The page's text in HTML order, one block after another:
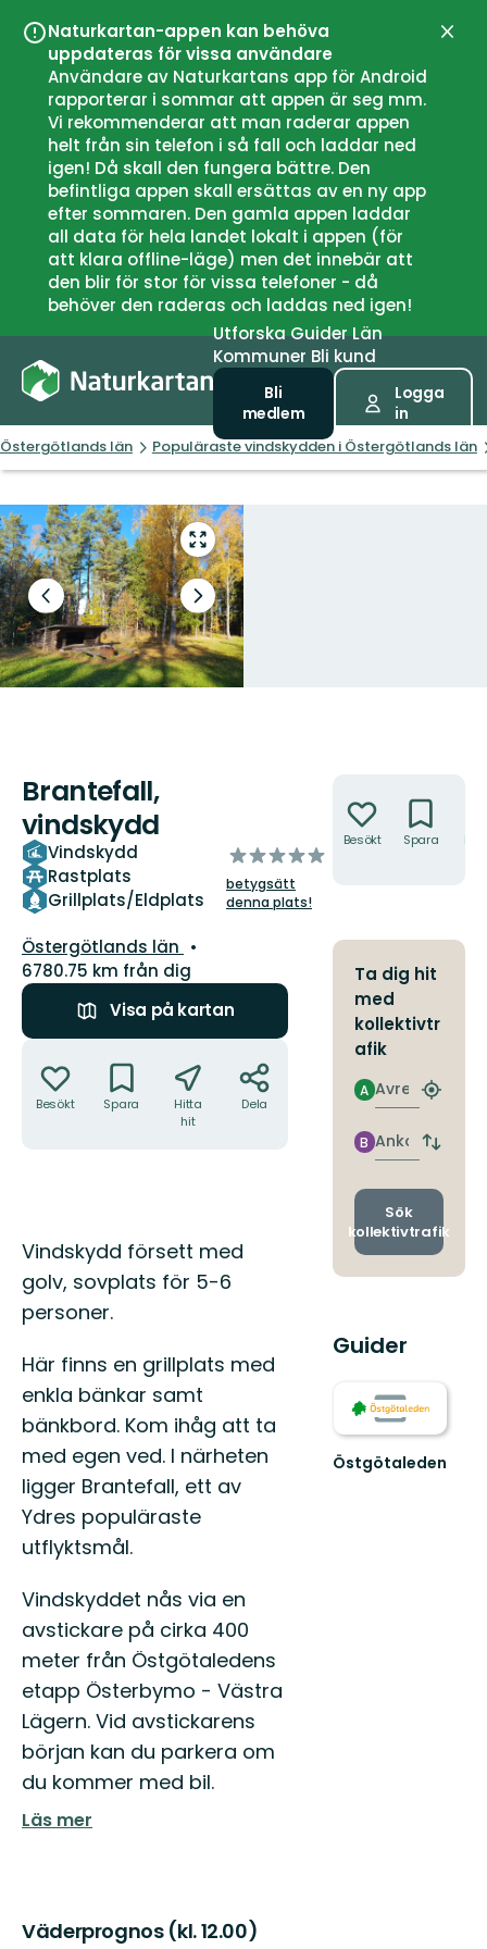
Naturkartan-appen kan behöva
uppdateras för vissa användare
Användare av Naturkartans app för Android
rapporterar i sommar att appen är seg mm.
Vi rekommenderar att man raderar appen
helt från sin telefon i så fall och laddar ned
igen! Då skall den fungera bättre. Den
befintliga appen skall ersättas av en ny app
efter sommaren. Den gamla appen laddar
all data för hela landet lokalt i appen (för
att klara offline-läge) men det innebär att
den blir för stor för vissa telefoner - då
behöver den raderas och laddas ned igen!
UtforskaGuiderLän
Kommuner Bli kund
Bli
medlem
Logga
in
Östergötlands län Populäraste vindskydden i Östergötlands län
Gå
till
helskärmsläge
Föregående
bild
Nästa
bildspel
Brantefall,
vindskydd
Vindskydd
Rastplats
Grillplats/Eldplats
av
5
stjärnor
betygsätt
denna plats!
Län:
Östergötlands län
6780.75 km från dig
Visa på kartan
Besökt Spara
Hitta
hit
Dela
Beskrivning
Vindskydd försett med
golv, sovplats för 5-6
personer.
Här finns en grillplats med
enkla bänkar samt
bänkbord. Kom ihåg att ta
med egen ved. I närheten
ligger Brantefall, ett av
Ydres populäraste
utflyktsmål.
Vindskyddet nås via en
avstickare på cirka 400
meter från Östgötaledens
etapp Österbymo - Västra
Lägern. Vid avstickarens
början kan du parkera om
du kommer med bil.
Läs mer
Väderprognos (kl. 12.00)
Besökt Spara
Ta dig hit
med
kollektivtr
afik
Avresa
A
Hitta
Ankomst
B
Byt
och
Sök
kollektivtrafik
Guider
Östgötaleden